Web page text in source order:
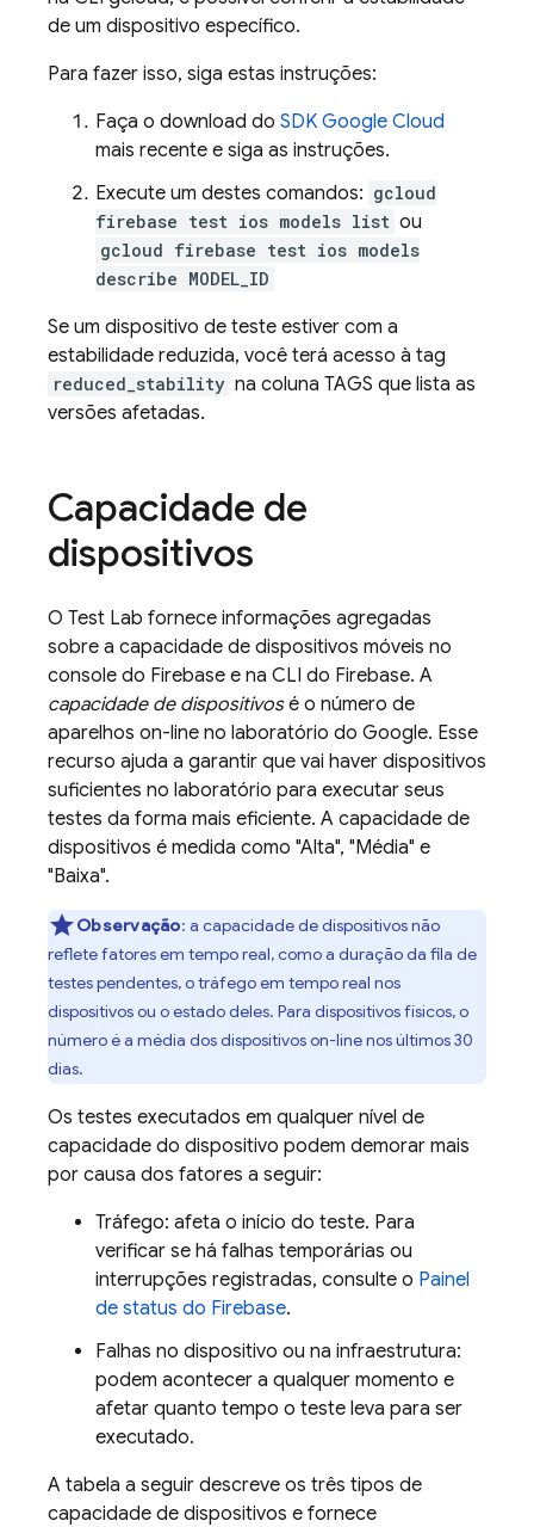
de um dispositivo específico.
Para fazer isso, siga estas instruções:
Faça o download do SDK Google Cloud
mais recente e siga as instruções.
Execute um destes comandos: gcloud
firebase test ios models list ou
gcloud firebase test ios models
describe MODEL_ID
Se um dispositivo de teste estiver com a
estabilidade reduzida, você terá acesso à tag
reduced_stability na coluna TAGS que lista as
versões afetadas.
Capacidade de
dispositivos
O Test Lab fornece informações agregadas
sobre a capacidade de dispositivos móveis no
console do Firebase e na CLI do Firebase. A
capacidade de dispositivosé o número de
aparelhos on-line no laboratório do Google. Esse
recurso ajuda a garantir que vai haver dispositivos
suficientes no laboratório para executar seus
testes da forma mais eficiente. A capacidade de
dispositivos é medida como "Alta", "Média" e
"Baixa".
Observação: a capacidade de dispositivos não
reflete fatores em tempo real, como a duração da fila de
testes pendentes, o tráfego em tempo real nos
dispositivos ou o estado deles. Para dispositivos físicos, o
número é a média dos dispositivos on-line nos últimos 30
dias.
Os testes executados em qualquer nível de
capacidade do dispositivo podem demorar mais
por causa dos fatores a seguir:
Tráfego: afeta o início do teste. Para
verificar se há falhas temporárias ou
interrupções registradas, consulte o Painel
de status do Firebase.
Falhas no dispositivo ou na infraestrutura:
podem acontecer a qualquer momento e
afetar quanto tempo o teste leva para ser
executado.
A tabela a seguir descreve os três tipos de
capacidade de dispositivos e fornece